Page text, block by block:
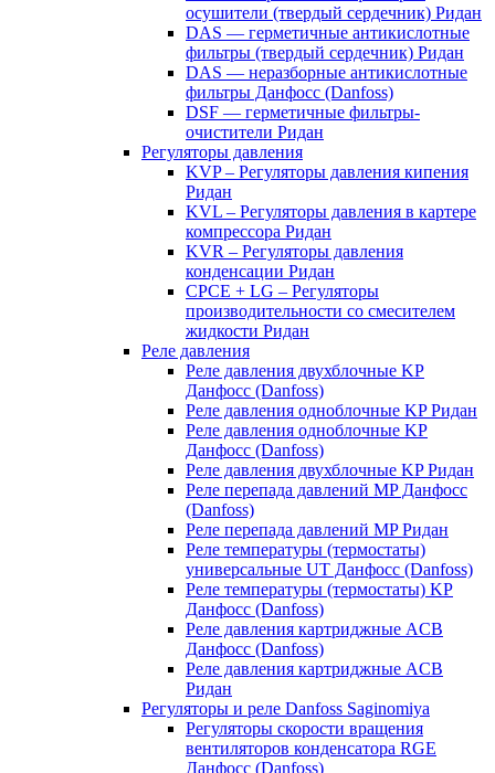
осушители (твердый сердечник) Ридан
DAS — герметичные антикислотные
фильтры (твердый сердечник) Ридан
DAS — неразборные антикислотные
фильтры Данфосс (Danfoss)
DSF — герметичные фильтры-
очистители Ридан
Регуляторы давления
KVP – Регуляторы давления кипения
Ридан
KVL – Регуляторы давления в картере
компрессора Ридан
KVR – Регуляторы давления
конденсации Ридан
CPCE + LG – Регуляторы
производительности со смесителем
жидкости Ридан
Реле давления
Реле давления двухблочные KP
Данфосс (Danfoss)
Реле давления одноблочные KP Ридан
Реле давления одноблочные KP
Данфосс (Danfoss)
Реле давления двухблочные KP Ридан
Реле перепада давлений MP Данфосс
(Danfoss)
Реле перепада давлений MP Ридан
Реле температуры (термостаты)
универсальные UT Данфосс (Danfoss)
Реле температуры (термостаты) KP
Данфосс (Danfoss)
Реле давления картриджные ACB
Данфосс (Danfoss)
Реле давления картриджные ACB
Ридан
Регуляторы и реле Danfoss Saginomiya
Регуляторы скорости вращения
вентиляторов конденсатора RGE
Данфосс (Danfoss)